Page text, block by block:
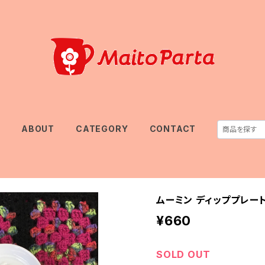
ABOUT CATEGORY CONTACT
ムーミン ディッププレー
¥660
SOLD OUT